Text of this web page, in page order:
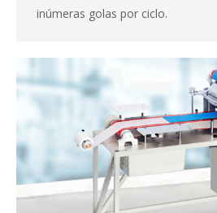
inúmeras golas por ciclo.